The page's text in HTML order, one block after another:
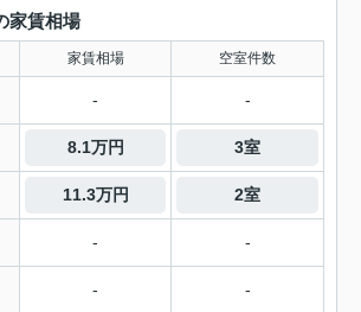
家賃相場
家賃相場 空室件数
- -
8.1万円 3室
11.3万円 2室
- -
- -